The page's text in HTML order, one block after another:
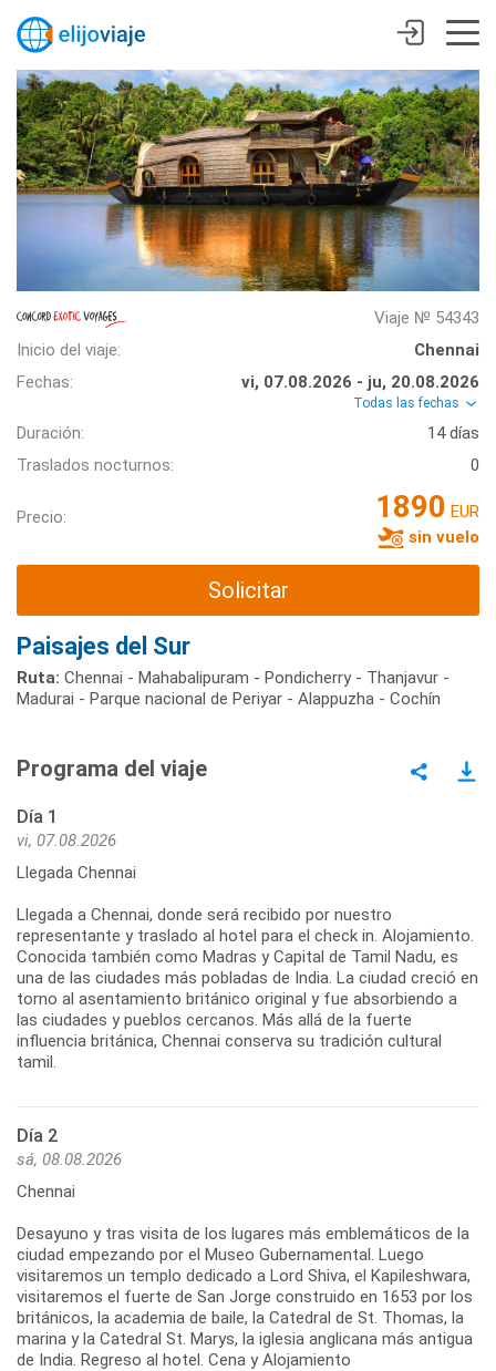
Viaje № 54343
Inicio del viaje:
Chennai
Fechas:
vi, 07.08.2026 - ju, 20.08.2026
Todas las fechas
Duración:
14 días
Traslados nocturnos:
0
Precio: 1890 EUR
sin vuelo
Solicitar
Paisajes del Sur
Ruta: Chennai - Mahabalipuram - Pondicherry - Thanjavur -
Madurai - Parque nacional de Periyar - Alappuzha - Cochín
Programa del viaje
Día 1
vi, 07.08.2026
Llegada Chennai
Llegada a Chennai, donde será recibido por nuestro
representante y traslado al hotel para el check in. Alojamiento.
Conocida también como Madras y Capital de Tamil Nadu, es
una de las ciudades más pobladas de India. La ciudad creció en
torno al asentamiento británico original y fue absorbiendo a
las ciudades y pueblos cercanos. Más allá de la fuerte
influencia británica, Chennai conserva su tradición cultural
tamil.
Día 2
sá, 08.08.2026
Chennai
Desayuno y tras visita de los lugares más emblemáticos de la
ciudad empezando por el Museo Gubernamental. Luego
visitaremos un templo dedicado a Lord Shiva, el Kapileshwara,
visitaremos el fuerte de San Jorge construido en 1653 por los
británicos, la academia de baile, la Catedral de St. Thomas, la
marina y la Catedral St. Marys, la iglesia anglicana más antigua
de India. Regreso al hotel. Cena y Alojamiento